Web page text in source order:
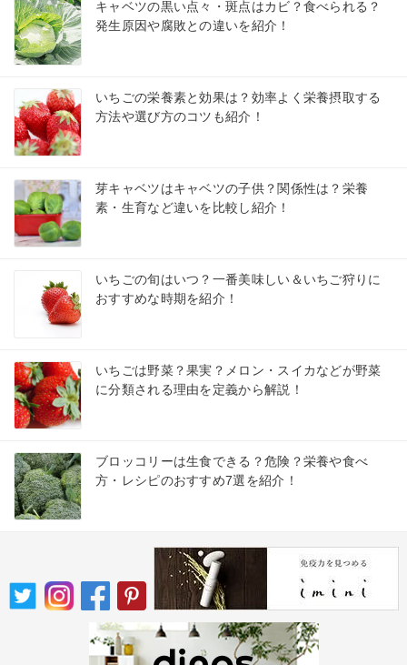
キャベツの黒い点々・斑点はカビ？食べられる？
発生原因や腐敗との違いを紹介！
いちごの栄養素と効果は？効率よく栄養摂取する
方法や選び方のコツも紹介！
芽キャベツはキャベツの子供？関係性は？栄養
素・生育など違いを比較し紹介！
いちごの旬はいつ？一番美味しい＆いちご狩りに
おすすめな時期を紹介！
いちごは野菜？果実？メロン・スイカなどが野菜
に分類される理由を定義から解説！
ブロッコリーは生食できる？危険？栄養や食べ
方・レシピのおすすめ7選を紹介！